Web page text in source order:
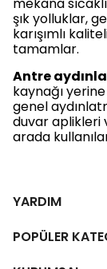
mekana
şık yolluklar,
karışımlı
tamamlar.
Antre
kaynağı
genel
duvar aplikleri
arada
YARDIM
POPÜLER